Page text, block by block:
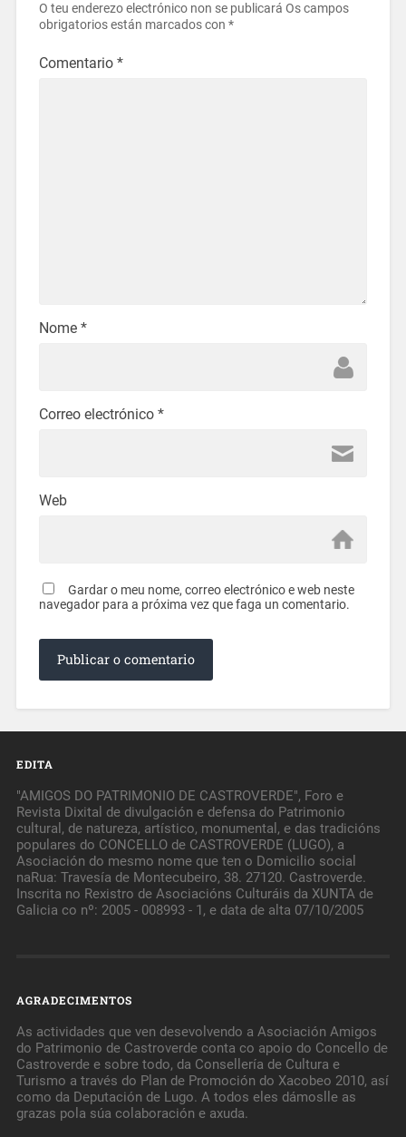
O teu enderezo electrónico non se publicará Os campos
obrigatorios están marcados con *
Comentario *
Nome *
Correo electrónico *
Web
Gardar o meu nome, correo electrónico e web neste
navegador para a próxima vez que faga un comentario.
EDITA
"AMIGOS DO PATRIMONIO DE CASTROVERDE", Foro e
Revista Dixital de divulgación e defensa do Patrimonio
cultural, de natureza, artístico, monumental, e das tradicións
populares do CONCELLO de CASTROVERDE (LUGO), a
Asociación do mesmo nome que ten o Domicilio social
naRua: Travesía de Montecubeiro, 38. 27120. Castroverde.
Inscrita no Rexistro de Asociacións Culturáis da XUNTA de
Galicia co nº: 2005 - 008993 - 1, e data de alta 07/10/2005
AGRADECIMENTOS
As actividades que ven desevolvendo a Asociación Amigos
do Patrimonio de Castroverde conta co apoio do Concello de
Castroverde e sobre todo, da Consellería de Cultura e
Turismo a través do Plan de Promoción do Xacobeo 2010, así
como da Deputación de Lugo. A todos eles dámoslle as
grazas pola súa colaboración e axuda.